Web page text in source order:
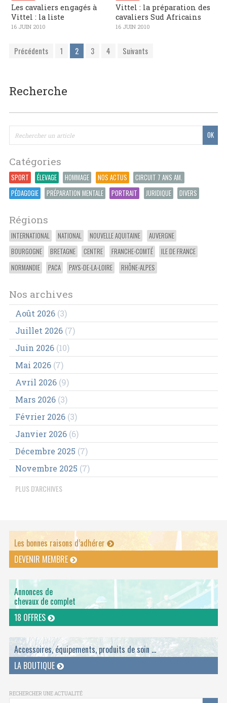
Les cavaliers engagés à
Vittel : la liste
16 JUIN 2010
Vittel : la préparation des
cavaliers Sud Africains
16 JUIN 2010
Précédents 1 2 3 4 Suivants
Recherche
Catégories
SPORT ÉLEVAGE HOMMAGE NOS ACTUS
CIRCUIT 7 ANS AM.
PÉDAGOGIE
PRÉPARATION MENTALE PORTRAIT JURIDIQUE DIVERS
Régions
INTERNATIONAL NATIONAL NOUVELLE AQUITAINE
AUVERGNE
BOURGOGNE
BRETAGNE CENTRE FRANCHE-COMTÉ
ILE DE FRANCE
NORMANDIE
PACA PAYS-DE-LA-LOIRE RHÔNE-ALPES
Nos archives
Août 2026(3)
Juillet 2026(7)
Juin 2026(10)
Mai 2026(7)
Avril 2026(9)
Mars 2026(3)
Février 2026(3)
Janvier 2026(6)
Décembre 2025 (7)
Novembre 2025 (7)
PLUS D'ARCHIVES
Les bonnes raisons d’adhérer
DEVENIR MEMBRE
Annonces de
chevaux de complet
18 OFFRES
Accessoires, équipements, produits de soin ...
LA BOUTIQUE
RECHERCHER UNE ACTUALITÉ